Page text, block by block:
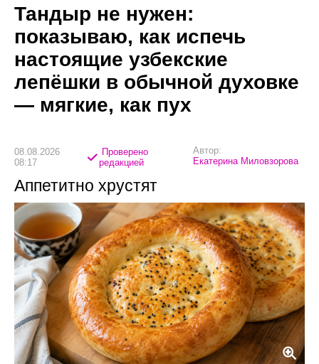
Тандыр не нужен:
показываю, как испечь
настоящие узбекские
лепёшки в обычной духовке
— мягкие, как пух
08.08.2026
08:17
Проверено
редакцией
Автор:
Екатерина Миловзорова
Аппетитно хрустят